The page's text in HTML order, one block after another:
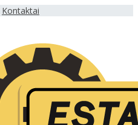
Kontaktai